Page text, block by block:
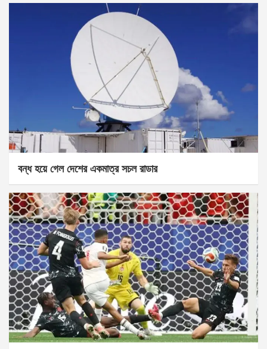
বন্ধ হয়ে গেল দেশের একমাত্র সচল রাডার